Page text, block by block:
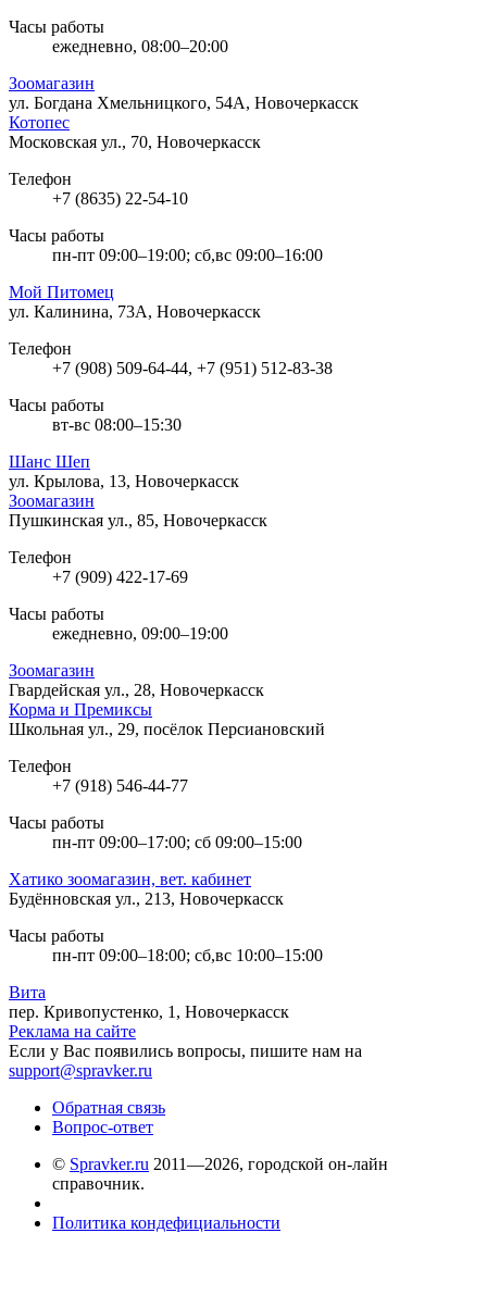
Часы работы
ежедневно, 08:00–20:00
Зоомагазин
ул. Богдана Хмельницкого, 54А, Новочеркасск
Котопес
Московская ул., 70, Новочеркасск
Телефон
+7 (8635) 22-54-10
Часы работы
пн-пт 09:00–19:00; сб,вс 09:00–16:00
Мой Питомец
ул. Калинина, 73А, Новочеркасск
Телефон
+7 (908) 509-64-44, +7 (951) 512-83-38
Часы работы
вт-вс 08:00–15:30
Шанс Шеп
ул. Крылова, 13, Новочеркасск
Зоомагазин
Пушкинская ул., 85, Новочеркасск
Телефон
+7 (909) 422-17-69
Часы работы
ежедневно, 09:00–19:00
Зоомагазин
Гвардейская ул., 28, Новочеркасск
Корма и Премиксы
Школьная ул., 29, посёлок Персиановский
Телефон
+7 (918) 546-44-77
Часы работы
пн-пт 09:00–17:00; сб 09:00–15:00
Хатико зоомагазин, вет. кабинет
Будённовская ул., 213, Новочеркасск
Часы работы
пн-пт 09:00–18:00; сб,вс 10:00–15:00
Вита
пер. Кривопустенко, 1, Новочеркасск
Реклама на сайте
Если у Вас появились вопросы, пишите нам на
support@spravker.ru
Обратная связь
Вопрос-ответ
© Spravker.ru 2011—2026, городской он-лайн
справочник.
Политика кондефициальности